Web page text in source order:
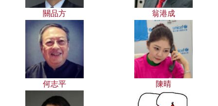
關品方 翁港成
何志平 陳晴